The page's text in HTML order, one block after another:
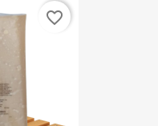
favorite_border